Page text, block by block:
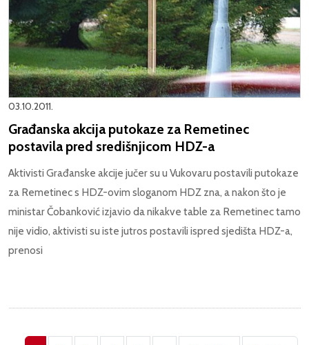
03.10.2011.
Građanska akcija putokaze za Remetinec
postavila pred središnjicom HDZ-a
Aktivisti Građanske akcije jučer su u Vukovaru postavili putokaze
za Remetinec s HDZ-ovim sloganom HDZ zna, a nakon što je
ministar Čobanković izjavio da nikakve table za Remetinec tamo
nije vidio, aktivisti su iste jutros postavili ispred sjedišta HDZ-a,
prenosi
Pagination